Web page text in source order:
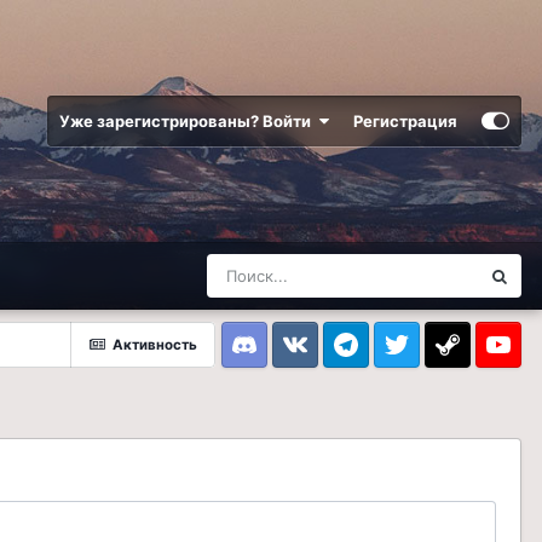
Уже зарегистрированы? Войти Регистрация
Активность
DiscordVK TelegramTwitter Steam